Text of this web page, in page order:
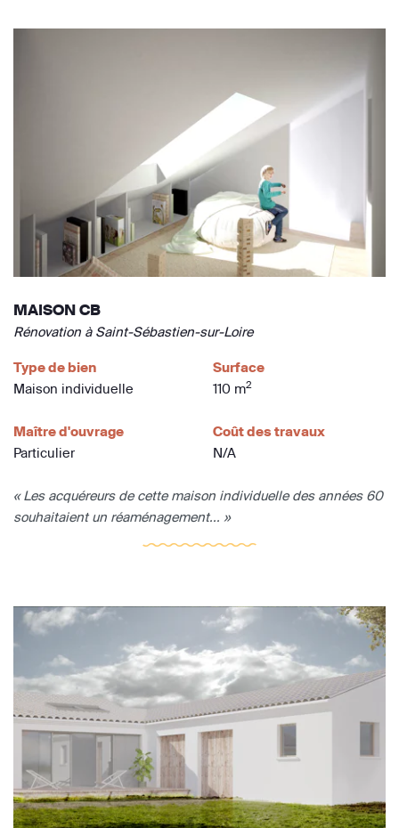
MAISON CB
Rénovation à Saint-Sébastien-sur-Loire
Type de bien
Maison individuelle
Surface
110 m2
Maître d'ouvrage
Particulier
Coût des travaux
N/A
« Les acquéreurs de cette maison individuelle des années 60
souhaitaient un réaménagement... »